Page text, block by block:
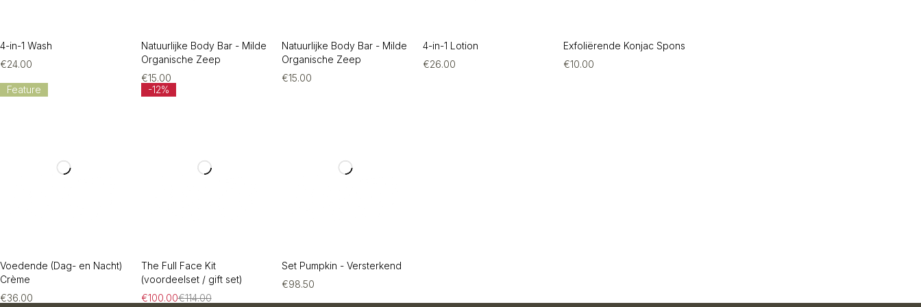
4-in-1 Wash
€24.00
Natuurlijke Body Bar - Milde
Organische Zeep
€15.00
Natuurlijke Body Bar - Milde
Organische Zeep
€15.00
4-in-1 Lotion
€26.00
Exfoliërende Konjac Spons
€10.00
Feature
Voedende (Dag- en Nacht)
Crème
€36.00
-12%
The Full Face Kit
(voordeelset / gift set)
€114.00
€100.00
Set Pumpkin - Versterkend
€98.50